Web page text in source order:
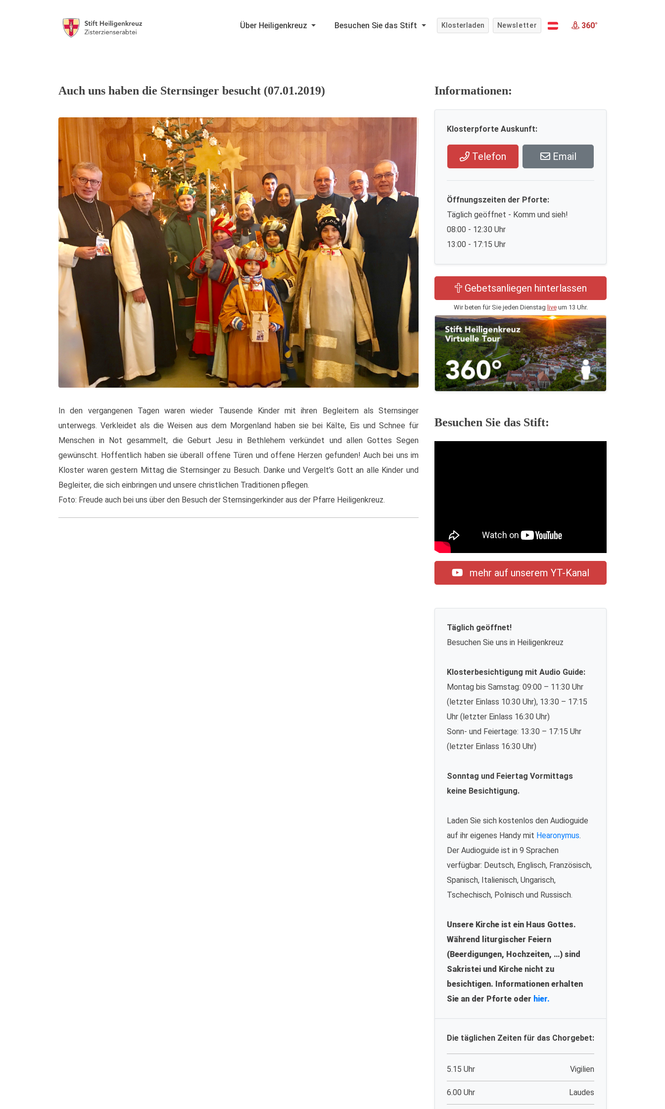
Über Heiligenkreuz Besuchen Sie das Stift Klosterladen Newsletter 360°
Auch uns haben die Sternsinger besucht (07.01.2019)
In den vergangenen Tagen waren wieder Tausende Kinder mit ihren Begleitern als Sternsinger
unterwegs. Verkleidet als die Weisen aus dem Morgenland haben sie bei Kälte, Eis und Schnee für
Menschen in Not gesammelt, die Geburt Jesu in Bethlehem verkündet und allen Gottes Segen
gewünscht. Hoffentlich haben sie überall offene Türen und offene Herzen gefunden! Auch bei uns im
Kloster waren gestern Mittag die Sternsinger zu Besuch. Danke und Vergelt’s Gott an alle Kinder und
Begleiter, die sich einbringen und unsere christlichen Traditionen pflegen.
Foto: Freude auch bei uns über den Besuch der Sternsingerkinder aus der Pfarre Heiligenkreuz.
Informationen:
Klosterpforte Auskunft:
Telefon Email
Öffnungszeiten der Pforte:
Täglich geöffnet - Komm und sieh!
08:00 - 12:30 Uhr
13:00 - 17:15 Uhr
Gebetsanliegen hinterlassen
Wir beten für Sie jeden Dienstag liveum 13 Uhr.
Besuchen Sie das Stift:
mehr auf unserem YT-Kanal
Täglich geöffnet!
Besuchen Sie uns in Heiligenkreuz
Klosterbesichtigung mit Audio Guide:
Montag bis Samstag: 09:00 – 11:30 Uhr
(letzter Einlass 10:30 Uhr), 13:30 – 17:15
Uhr (letzter Einlass 16:30 Uhr)
Sonn- und Feiertage: 13:30 – 17:15 Uhr
(letzter Einlass 16:30 Uhr)
Sonntag und Feiertag Vormittags
keine Besichtigung.
Laden Sie sich kostenlos den Audioguide
auf ihr eigenes Handy mit Hearonymus.
Der Audioguide ist in 9 Sprachen
verfügbar: Deutsch, Englisch, Französisch,
Spanisch, Italienisch, Ungarisch,
Tschechisch, Polnisch und Russisch.
Unsere Kirche ist ein Haus Gottes.
Während liturgischer Feiern
(Beerdigungen, Hochzeiten, …) sind
Sakristei und Kirche nicht zu
besichtigen. Informationen erhalten
Sie an der Pforte oder hier.
Die täglichen Zeiten für das Chorgebet:
5.15 Uhr Vigilien
6.00 Uhr Laudes